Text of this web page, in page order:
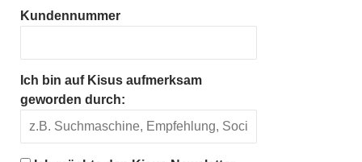
Kundennummer
Ich bin auf Kisus aufmerksam
geworden durch: